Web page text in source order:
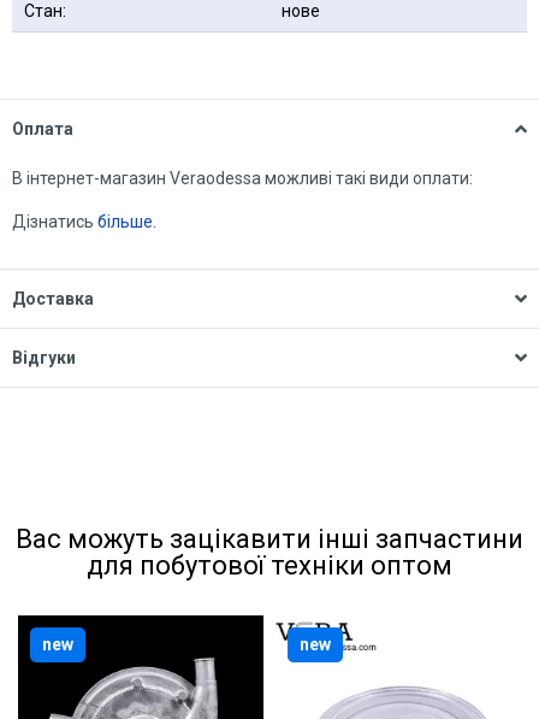
Стан: нове
Оплата
В інтернет-магазин Veraodessa можливі такі види оплати:
Дізнатись більше.
Доставка
Відгуки
Вас можуть зацікавити інші запчастини
для побутової техніки оптом
new new